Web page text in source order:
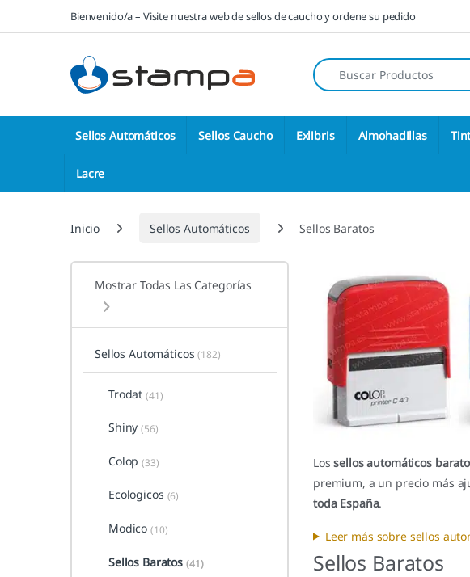
Saltar a la navegación
Saltar al contenidoBienvenido/a – Visite nuestra web de sellos de caucho y ordene su pedido
Búsqueda de:
Sellos Automáticos Sellos Caucho Exlibris Almohadillas
Lacre
Inicio Sellos Automáticos Sellos Baratos
Lossellos automáticos
premium, a un precio más
toda España.
Leer más sobre sellos
Sellos Baratos
Mostrar Todas Las Categorías
Sellos Automáticos(182)
Trodat (41)
Shiny (56)
Colop (33)
Ecologicos (6)
Modico (10)
Sellos Baratos (41)